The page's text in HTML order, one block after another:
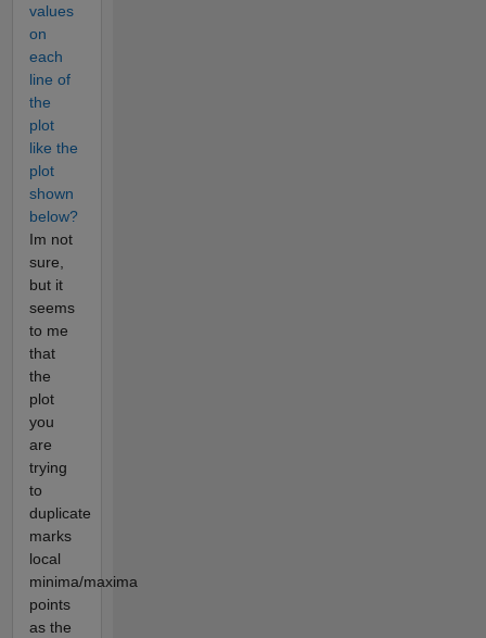
values
on
each
line of
the
plot
like the
plot
shown
below?
Im not
sure,
but it
seems
to me
that
the
plot
you
are
trying
to
duplicate
marks
local
minima/maxima
points
as the